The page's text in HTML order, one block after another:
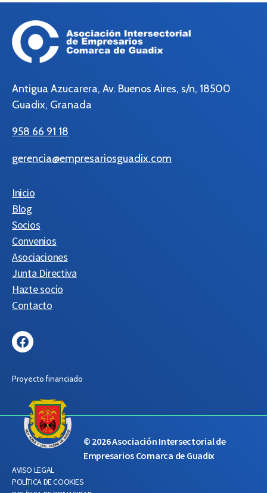
Antigua Azucarera, Av. Buenos Aires, s/n, 18500
Guadix, Granada
958 66 91 18
gerencia@empresariosguadix.com
Inicio
Blog
Socios
Convenios
Asociaciones
Junta Directiva
Hazte socio
Contacto
Facebook
Proyecto financiado
© 2026Asociación Intersectorial de
Empresarios Comarca de Guadix
AVISO LEGAL
POLÍTICA DE COOKIES